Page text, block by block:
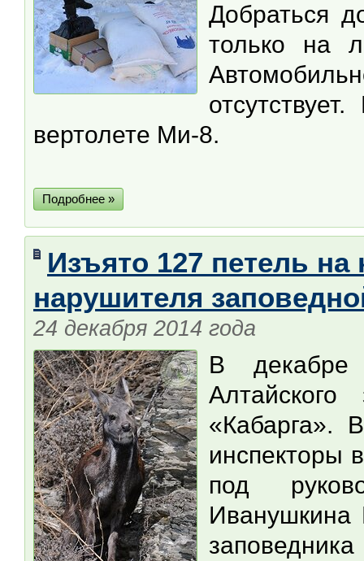
Добраться
только на
вертолете Ми-8.
Подробнее »
Изъято 127 петель на
нарушителя
24 декабря 2014 года
В декабре
Алтайского
«Кабарга».
инспекторы
под
Иванушкина